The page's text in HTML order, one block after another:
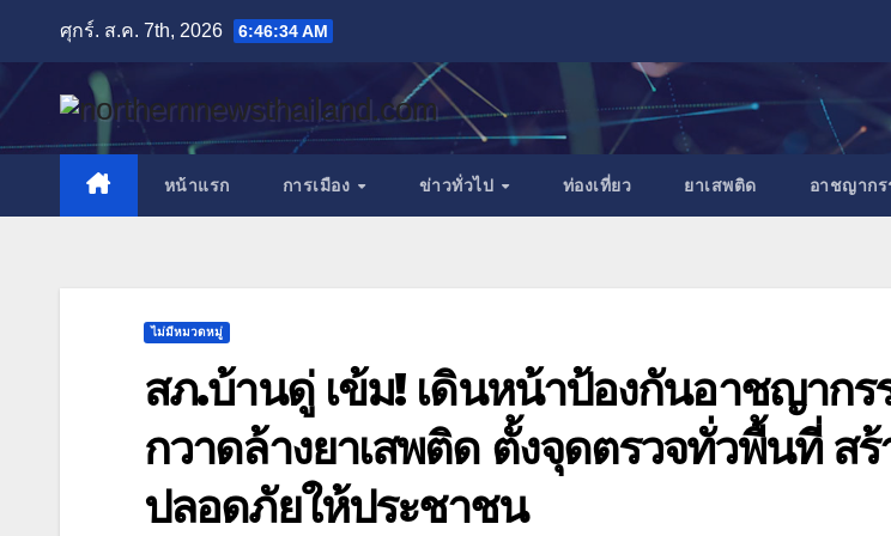
content
ศุกร์. ส.ค. 7th, 2026 6:46:36 AM
หน้าแรก การเมือง ข่าวทั่วไป ท่องเที่ยว ยาเสพติด อาชญากร
ไม่มีหมวดหมู่
สภ.บ้านดู่ เข้ม! เดินหน้าป้องกันอาชญากร
กวาดล้างยาเสพติด ตั้งจุดตรวจทั่วพื้นที่ ส
ปลอดภัยให้ประชาชน